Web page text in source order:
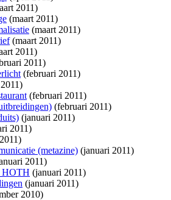
2011)
(maart 2011)
(maart 2011)
(maart 2011)
2011)
2011)
(februari 2011)
(februari 2011)
(februari 2011)
(januari 2011)
2011)
(metazine) (januari 2011)
2011)
HOTH (januari 2011)
(januari 2011)
2010)